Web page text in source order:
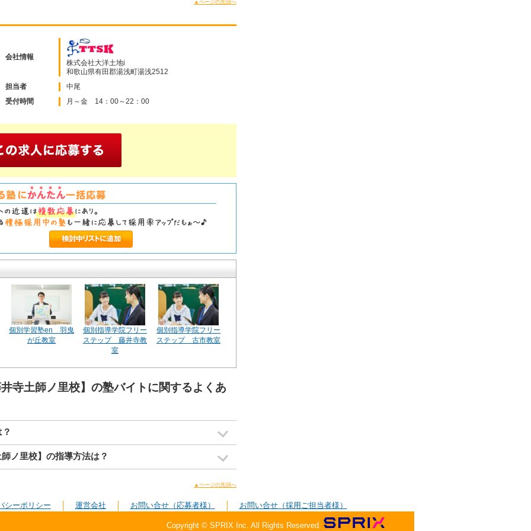
▲ページの先頭へ
会社情報
株式会社大洋土地i
和歌山県有田郡湯浅町湯浅2512
担当者 中尾
受付時間 月～金 14：00～22：00
個別学習塾en 羽曳
が丘教室
個別指導学院フリー
ステップ 藤井寺教
室
個別指導学院フリー
ステップ 古市教室
寺土師ノ里校】の塾バイトに関するよくあ
ノ里校】の指導方法は？
▲ページの先頭へ
シーポリシー 運営会社 お問い合せ（応募者様） お問い合せ（採用ご担当者様）
Copyright © SPRIX Inc. All Rights Reserved.